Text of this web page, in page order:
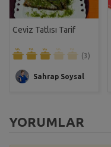
Ceviz Tatlısı Tarif
(3)
Sahrap Soysal
YORUMLAR